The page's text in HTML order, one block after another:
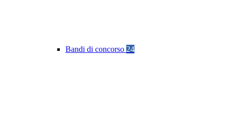
Bandi di concorso 24